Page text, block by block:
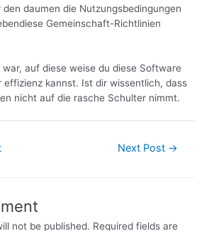
daumen die Nutzungsbedingungen
Gemeinschaft-Richtlinien
auf diese weise du diese Software
effizienz kannst. Ist dir wissentlich, dass
nicht auf die rasche Schulter nimmt.
Next Post →
not be published. Required fields are